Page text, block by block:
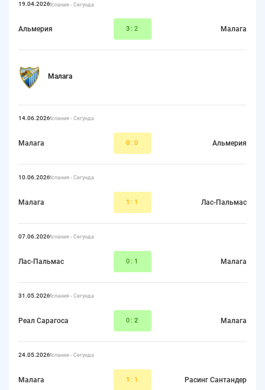
19.04.2026Испания - Сегунда
Альмерия 3:2 Малага
Малага
14.06.2026Испания - Сегунда
Малага 0:0 Альмерия
10.06.2026Испания - Сегунда
Малага 1:1 Лас-Пальмас
07.06.2026Испания - Сегунда
Лас-Пальмас 0: 1 Малага
31.05.2026Испания - Сегунда
Реал Сарагоса 0: 2 Малага
24.05.2026Испания - Сегунда
Малага 1:1 Расинг Сантандер